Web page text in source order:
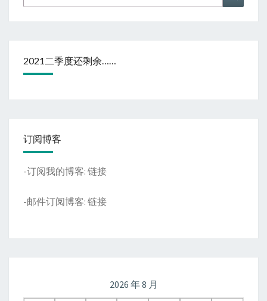
for:
2021二季度还剩余……
订阅博客
-订阅我的博客: 链接
-邮件订阅博客: 链接
2026 年 8 月